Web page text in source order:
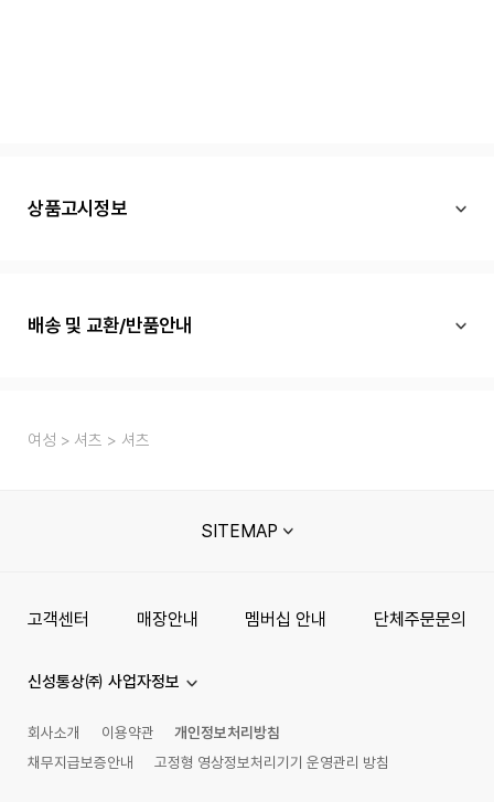
상품고시정보
배송 및 교환/반품안내
여성 셔츠 셔츠
SITEMAP
고객센터 매장안내 멤버십 안내 단체주문문의
신성통상㈜ 사업자정보
회사소개 이용약관
개인정보처리방침
채무지급보증안내
고정형 영상정보처리기기 운영관리 방침